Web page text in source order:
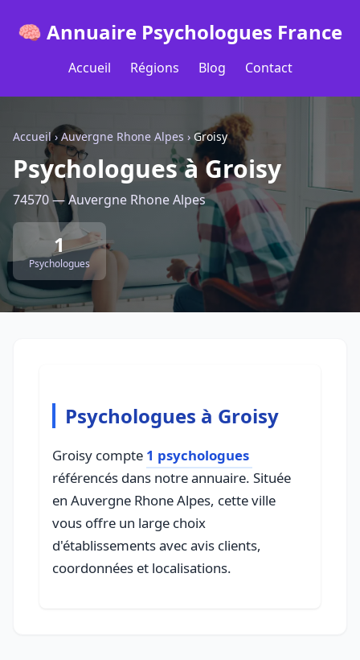
🧠 Annuaire Psychologues France
Accueil Régions Blog Contact
Accueil› Auvergne Rhone Alpes ›Groisy
Psychologues à Groisy
74570 — Auvergne Rhone Alpes
1
Psychologues
Psychologues à Groisy
Groisy compte 1 psychologues
référencés dans notre annuaire. Située
en Auvergne Rhone Alpes, cette ville
vous offre un large choix
d'établissements avec avis clients,
coordonnées et localisations.